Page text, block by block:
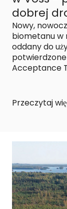
dobrej
Nowy,
biometanu w
oddany do
Acceptance
Przeczytaj